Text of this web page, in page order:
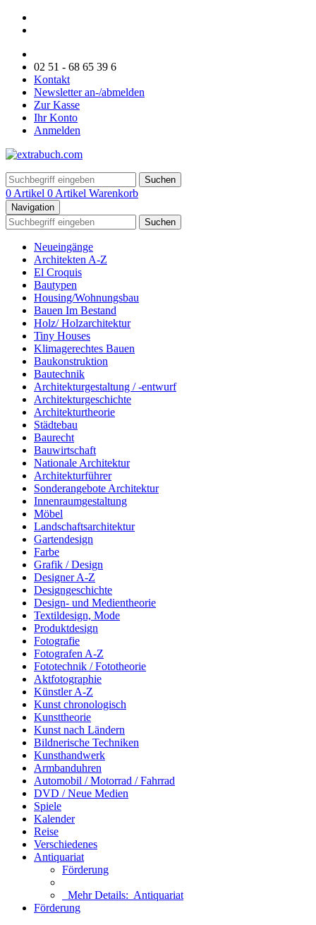
02 51 - 68 65 39 6
Kontakt
Newsletter an-/abmelden
Zur Kasse
Ihr Konto
Anmelden
Suchen
0 Artikel 0 Artikel Warenkorb
Navigation
Suchen
Neueingänge
Architekten A-Z
El Croquis
Bautypen
Housing/Wohnungsbau
Bauen Im Bestand
Holz/ Holzarchitektur
Tiny Houses
Klimagerechtes Bauen
Baukonstruktion
Bautechnik
Architekturgestaltung / -entwurf
Architekturgeschichte
Architekturtheorie
Städtebau
Baurecht
Bauwirtschaft
Nationale Architektur
Architekturführer
Sonderangebote Architektur
Innenraumgestaltung
Möbel
Landschaftsarchitektur
Gartendesign
Farbe
Grafik / Design
Designer A-Z
Designgeschichte
Design- und Medientheorie
Textildesign, Mode
Produktdesign
Fotografie
Fotografen A-Z
Fototechnik / Fototheorie
Aktfotographie
Künstler A-Z
Kunst chronologisch
Kunsttheorie
Kunst nach Ländern
Bildnerische Techniken
Kunsthandwerk
Armbanduhren
Automobil / Motorrad / Fahrrad
DVD / Neue Medien
Spiele
Kalender
Reise
Verschiedenes
Antiquariat
Förderung
Mehr Details: Antiquariat
Förderung